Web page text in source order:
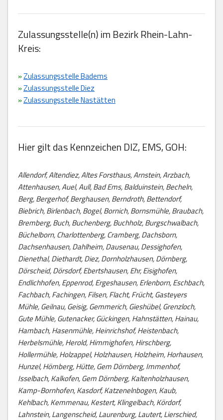
Zulassungsstelle(n) im Bezirk Rhein-Lahn-
Kreis:
»Zulassungsstelle Badems
»Zulassungsstelle Diez
»Zulassungsstelle Nastätten
Hier gilt das Kennzeichen DIZ, EMS, GOH:
Allendorf, Altendiez, Altes Forsthaus, Arnstein, Arzbach,
Attenhausen, Auel, Aull, Bad Ems, Balduinstein, Becheln,
Berg, Bergerhof, Berghausen, Berndroth, Bettendorf,
Biebrich, Birlenbach, Bogel, Bornich, Bornsmühle, Braubach,
Bremberg, Buch, Buchenberg, Buchholz, Burgschwalbach,
Büchelborn, Charlottenberg, Cramberg, Dachsborn,
Dachsenhausen, Dahlheim, Dausenau, Dessighofen,
Dienethal, Diethardt, Diez, Dornholzhausen, Dörnberg,
Dörscheid, Dörsdorf, Ebertshausen, Ehr, Eisighofen,
Endlichhofen, Eppenrod, Ergeshausen, Erlenborn, Eschbach,
Fachbach, Fachingen, Filsen, Flacht, Frücht, Gasteyers
Mühle, Geilnau, Geisig, Gemmerich, Gieshübel, Grenzloch,
Gute Mühle, Gutenacker, Gückingen, Hahnstätten, Hainau,
Hambach, Hasenmühle, Heinrichshof, Heistenbach,
Herbelsmühle, Herold, Himmighofen, Hirschberg,
Hollermühle, Holzappel, Holzhausen, Holzheim, Horhausen,
Hunzel, Hömberg, Hütte, Gem Dörnberg, Immenhof,
Isselbach, Kalkofen, Gem Dörnberg, Kaltenholzhausen,
Kamp-Bornhofen, Kasdorf, Katzenelnbogen, Kaub,
Kehlbach, Kemmenau, Kestert, Klingelbach, Kördorf,
Lahnstein, Langenscheid, Laurenburg, Lautert, Lierschied,